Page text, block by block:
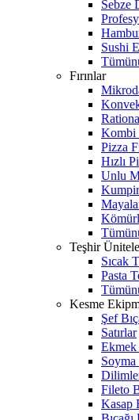
Sebze
Sushi
Fırınlar
Kombi
Pizza
Hızlı
Unlu
Kumpir
Teşhir
Sıcak
Pasta
Kesme
Şef
Satırlar
Ekmek
Soyma
Fileto
Kasap